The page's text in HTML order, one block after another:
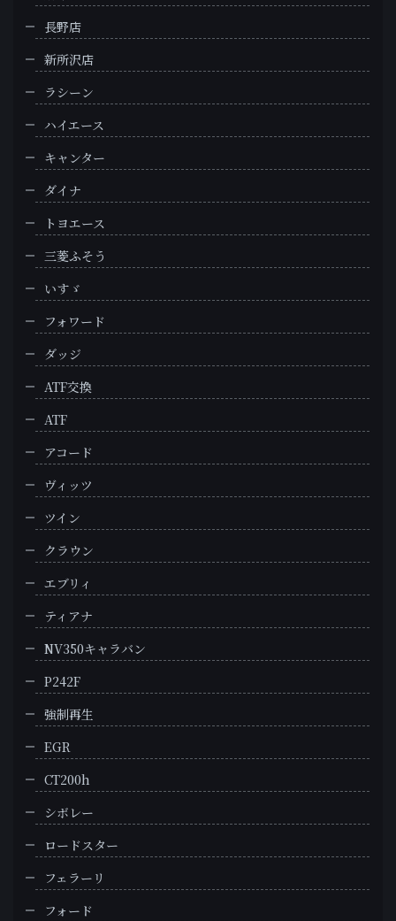
長野店
新所沢店
ラシーン
ハイエース
キャンター
ダイナ
トヨエース
三菱ふそう
いすゞ
フォワード
ダッジ
ATF交換
ATF
アコード
ヴィッツ
ツイン
クラウン
エブリィ
ティアナ
NV350キャラバン
P242F
強制再生
EGR
CT200h
シボレー
ロードスター
フェラーリ
フォード